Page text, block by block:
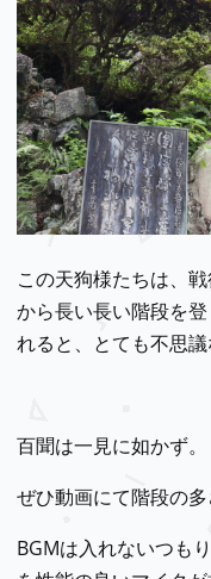
この天狗様たちは、
から長い長い階段を
れると、とても不思議
百聞は一見に如かず。
ぜひ動画にて階段の多
BGMは入れないつも